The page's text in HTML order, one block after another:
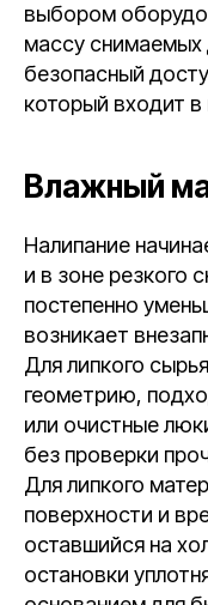
выбором
массу снимаемых
безопасный
который входит
Влажный
Налипание
и в зоне резкого
постепенно
возникает
Для липкого
геометрию,
или очистные
без проверки
Для липкого
поверхности и
оставшийся на
остановки